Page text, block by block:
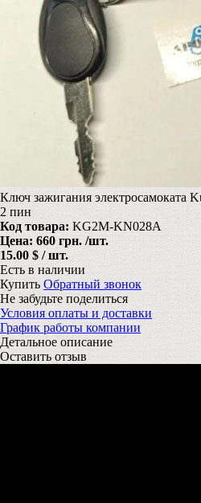
Ключ зажигания электросамоката
2 пин
Код товара: KG2M-KN028A
Цена: 660 грн. /шт.
15.00 $ / шт.
Есть в наличии
Купить Обратный звонок
Не забудьте поделиться
Условия оплаты и доставки
График работы компании
Детальное описание
Оставить отзыв